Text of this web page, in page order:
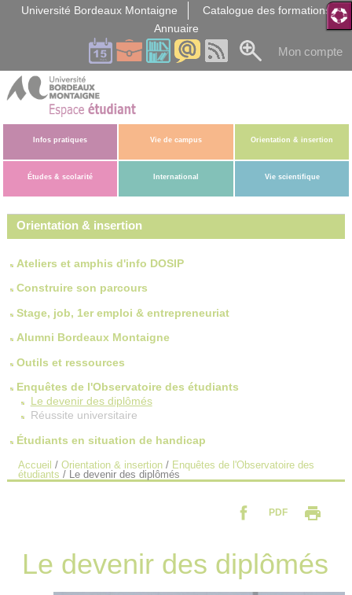
Université Bordeaux Montaigne
Catalogue des formations
Annuaire
Mon compte
Infos pratiques Vie de campus Orientation & insertion
Études & scolarité International Vie scientifique
Orientation & insertion
Ateliers et amphis d'info DOSIP
Construire son parcours
Stage, job, 1er emploi & entrepreneuriat
Alumni Bordeaux Montaigne
Outils et ressources
Enquêtes de l'Observatoire des étudiants
Le devenir des diplômés
Réussite universitaire
Étudiants en situation de handicap
Accueil / Orientation & insertion/ Enquêtes de l'Observatoire des
étudiants / Le devenir des diplômés
PDF
Le devenir des diplômés
Gestion des cookies